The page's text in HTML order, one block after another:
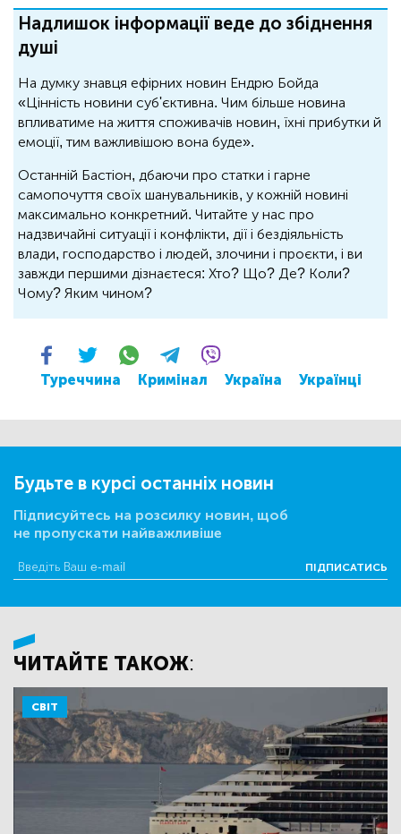
Надлишок інформації веде до збіднення
душі
На думку знавця ефірних новин Ендрю Бойда
«Цінність новини суб'єктивна. Чим більше новина
впливатиме на життя споживачів новин, їхні прибутки й
емоції, тим важливішою вона буде».
Останній Бастіон, дбаючи про статки і гарне
самопочуття своїх шанувальників, у кожній новині
максимально конкретний. Читайте у нас про
надзвичайні ситуації і конфлікти, дії і бездіяльність
влади, господарство і людей, злочини і проєкти, і ви
завжди першими дізнаєтеся: Хто? Що? Де? Коли?
Чому? Яким чином?
Туреччина Кримінал Україна Українці
Будьте в курсі останніх новин
Підписуйтесь на розсилку новин, щоб
не пропускати найважливіше
ПІДПИСАТИСЬ
ЧИТАЙТЕ ТАКОЖ:
СВІТ